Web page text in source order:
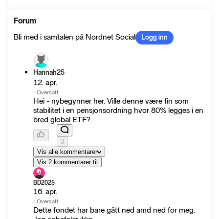
Forum
Bli med i samtalen på Nordnet Social
Logg inn
Hannah25
12. apr.
· Oversatt
Hei - nybegynner her. Ville denne være fin som
stabilitet i en pensjonsordning hvor 80% legges i en
bred global ETF?
3
Vis alle kommentarer
Vis 2 kommentarer til
BD2025
16. apr.
· Oversatt
Dette fondet har bare gått ned amd ned for meg.